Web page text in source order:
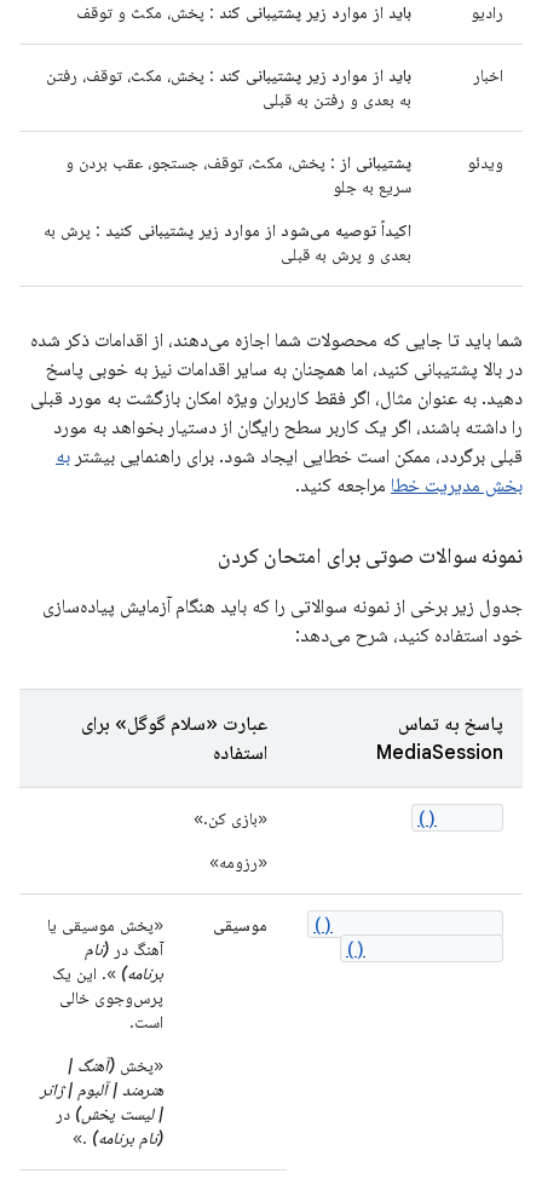
رادیو باید از موارد زیر پشتیبانی کند : پخش، مکث و توقف
اخبار باید از موارد زیر پشتیبانی کند : پخش، مکث، توقف، رفتن
به بعدی و رفتن به قبلی
ویدئو پشتیبانی از : پخش، مکث، توقف، جستجو، عقب بردن و
سریع به جلو
اکیداً توصیه می‌شود از موارد زیر پشتیبانی کنید : پرش به
بعدی و پرش به قبلی
شما باید تا جایی که محصولات شما اجازه می‌دهند، از اقدامات ذکر شده
در بالا پشتیبانی کنید، اما همچنان به سایر اقدامات نیز به خوبی پاسخ
دهید. به عنوان مثال، اگر فقط کاربران ویژه امکان بازگشت به مورد قبلی
را داشته باشند، اگر یک کاربر سطح رایگان از دستیار بخواهد به مورد
قبلی برگردد، ممکن است خطایی ایجاد شود. برای راهنمایی بیشتر به
بخش مدیریت خطا مراجعه کنید.
نمونه سوالات صوتی برای امتحان کردن
جدول زیر برخی از نمونه سوالاتی را که باید هنگام آزمایش پیاده‌سازی
خود استفاده کنید، شرح می‌دهد:
پاسخ به تماس
MediaSession
عبارت «سلام گوگل» برای
استفاده
«بازی کن.»
«رزومه»
موسیقی
«پخش موسیقی یا
آهنگ در (نام
برنامه) ». این یک
پرس‌وجوی خالی
است.
«پخش (آهنگ |
هنرمند | آلبوم | ژانر
| لیست پخش) در
(نام برنامه) .»